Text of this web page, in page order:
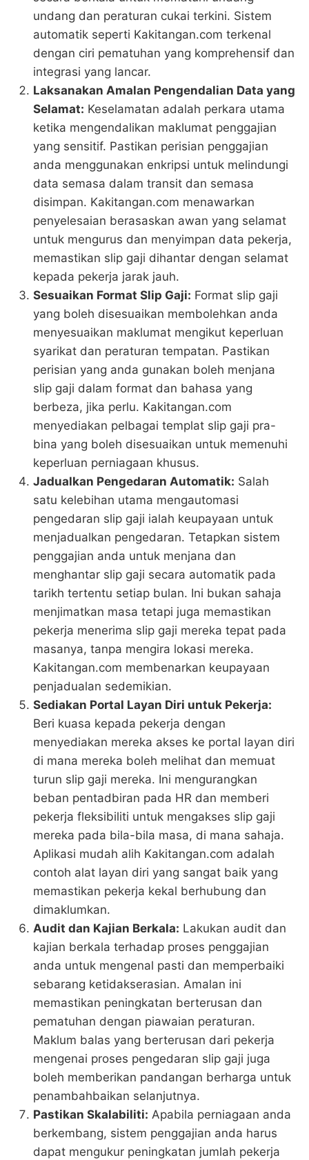
undang dan peraturan cukai terkini. Sistem
automatik seperti Kakitangan.com terkenal
dengan ciri pematuhan yang komprehensif dan
integrasi yang lancar.
Laksanakan Amalan Pengendalian Data yang
Selamat: Keselamatan adalah perkara utama
ketika mengendalikan maklumat penggajian
yang sensitif. Pastikan perisian penggajian
anda menggunakan enkripsi untuk melindungi
data semasa dalam transit dan semasa
disimpan. Kakitangan.com menawarkan
penyelesaian berasaskan awan yang selamat
untuk mengurus dan menyimpan data pekerja,
memastikan slip gaji dihantar dengan selamat
kepada pekerja jarak jauh.
Sesuaikan Format Slip Gaji: Format slip gaji
yang boleh disesuaikan membolehkan anda
menyesuaikan maklumat mengikut keperluan
syarikat dan peraturan tempatan. Pastikan
perisian yang anda gunakan boleh menjana
slip gaji dalam format dan bahasa yang
berbeza, jika perlu. Kakitangan.com
menyediakan pelbagai templat slip gaji pra-
bina yang boleh disesuaikan untuk memenuhi
keperluan perniagaan khusus.
Jadualkan Pengedaran Automatik: Salah
satu kelebihan utama mengautomasi
pengedaran slip gaji ialah keupayaan untuk
menjadualkan pengedaran. Tetapkan sistem
penggajian anda untuk menjana dan
menghantar slip gaji secara automatik pada
tarikh tertentu setiap bulan. Ini bukan sahaja
menjimatkan masa tetapi juga memastikan
pekerja menerima slip gaji mereka tepat pada
masanya, tanpa mengira lokasi mereka.
Kakitangan.com membenarkan keupayaan
penjadualan sedemikian.
Sediakan Portal Layan Diri untuk Pekerja:
Beri kuasa kepada pekerja dengan
menyediakan mereka akses ke portal layan diri
di mana mereka boleh melihat dan memuat
turun slip gaji mereka. Ini mengurangkan
beban pentadbiran pada HR dan memberi
pekerja fleksibiliti untuk mengakses slip gaji
mereka pada bila-bila masa, di mana sahaja.
Aplikasi mudah alih Kakitangan.com adalah
contoh alat layan diri yang sangat baik yang
memastikan pekerja kekal berhubung dan
dimaklumkan.
Audit dan Kajian Berkala: Lakukan audit dan
kajian berkala terhadap proses penggajian
anda untuk mengenal pasti dan memperbaiki
sebarang ketidakserasian. Amalan ini
memastikan peningkatan berterusan dan
pematuhan dengan piawaian peraturan.
Maklum balas yang berterusan dari pekerja
mengenai proses pengedaran slip gaji juga
boleh memberikan pandangan berharga untuk
penambahbaikan selanjutnya.
Pastikan Skalabiliti: Apabila perniagaan anda
berkembang, sistem penggajian anda harus
dapat mengukur peningkatan jumlah pekerja